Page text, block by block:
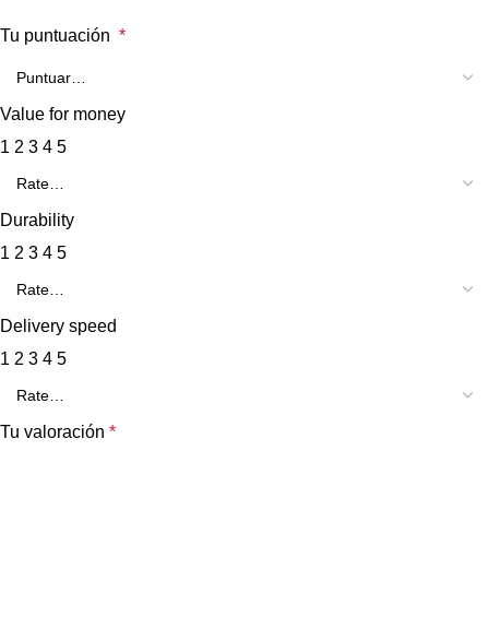
Tu puntuación *
Value for money
1 2 3 4 5
Durability
1 2 3 4 5
Delivery speed
1 2 3 4 5
Tu valoración *